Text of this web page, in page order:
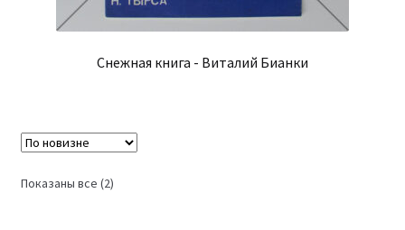
Снежная книга - Виталий Бианки
Показаны все (2)Сортировка: